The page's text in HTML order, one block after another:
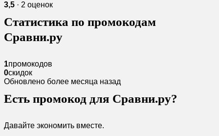
3,5 · 2 оценок
Статистика по промокодам
Сравни.ру
1промокодов
0скидок
Обновлено более месяца назад
Есть промокод для Сравни.ру?
Давайте экономить вместе.